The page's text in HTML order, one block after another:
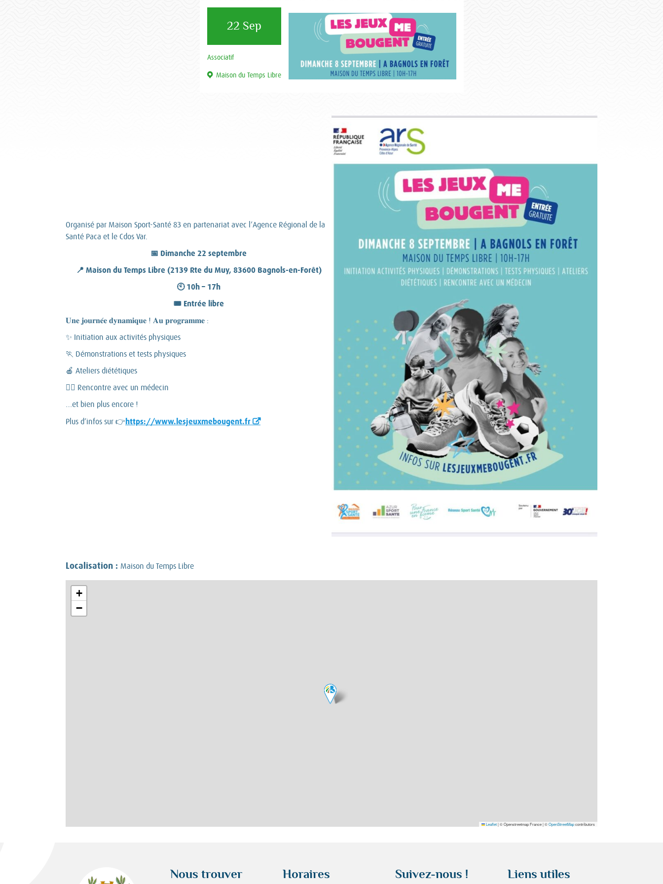
22 Sep
Associatif
Maison du Temps Libre
Organisé par Maison Sport-Santé 83 en partenariat avec l’Agence Régional de la
Santé Paca et le Cdos Var.
📅 Dimanche 22 septembre
📍 Maison du Temps Libre (2139 Rte du Muy, 83600 Bagnols-en-Forêt)
🕙 10h – 17h
🎟️ Entrée libre
𝐔𝐧𝐞 𝐣𝐨𝐮𝐫𝐧𝐞́𝐞 𝐝𝐲𝐧𝐚𝐦𝐢𝐪𝐮𝐞 ! 𝐀𝐮 𝐩𝐫𝐨𝐠𝐫𝐚𝐦𝐦𝐞 :
✨ Initiation aux activités physiques
🏃 Démonstrations et tests physiques
🍎 Ateliers diététiques
👩‍⚕️ Rencontre avec un médecin
…et bien plus encore !
Plus d’infos sur 👉 https://www.lesjeuxmebougent.fr
Localisation : Maison du Temps Libre
+
−
Leaflet|© Openstreetmap France | ©OpenStreetMapcontributors
Nous trouver Horaires Suivez-nous ! Liens utiles